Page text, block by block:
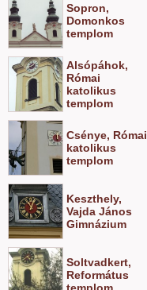
Sopron,
Domonkos
templom
Alsópáhok,
Római
katolikus
templom
Csénye, Római
katolikus
templom
Keszthely,
Vajda János
Gimnázium
Soltvadkert,
Református
templom